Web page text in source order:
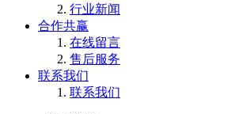
行业新闻
合作共赢
在线留言
售后服务
联系我们
联系我们